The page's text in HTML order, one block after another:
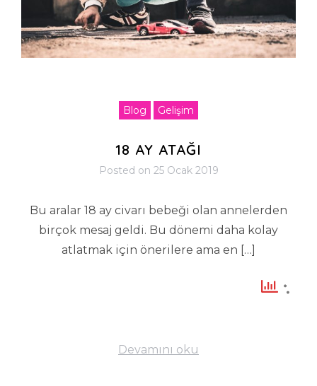
Blog Gelişim
18 AY ATAĞI
Posted on 25 Ocak 2019
Bu aralar 18 ay civarı bebeği olan annelerden
birçok mesaj geldi. Bu dönemi daha kolay
atlatmak için önerilere ama en […]
Devamını oku